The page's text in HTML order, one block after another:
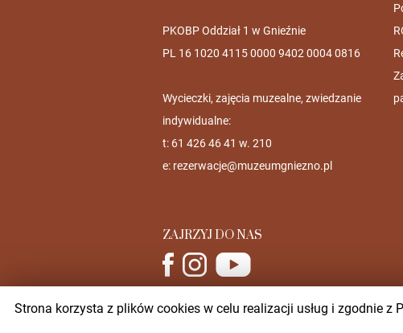
PKOBP Oddział 1 w Gnieźnie
PL 16 1020 4115 0000 9402 0004 0816
Wycieczki, zajęcia muzealne, zwiedzanie
indywidualne:
t: 61 426 46 41 w. 210
e: rezerwacje@muzeumgniezno.pl
ZAJRZYJ DO NAS
Strona korzysta z plików cookies w celu realizacji usług i zgodnie